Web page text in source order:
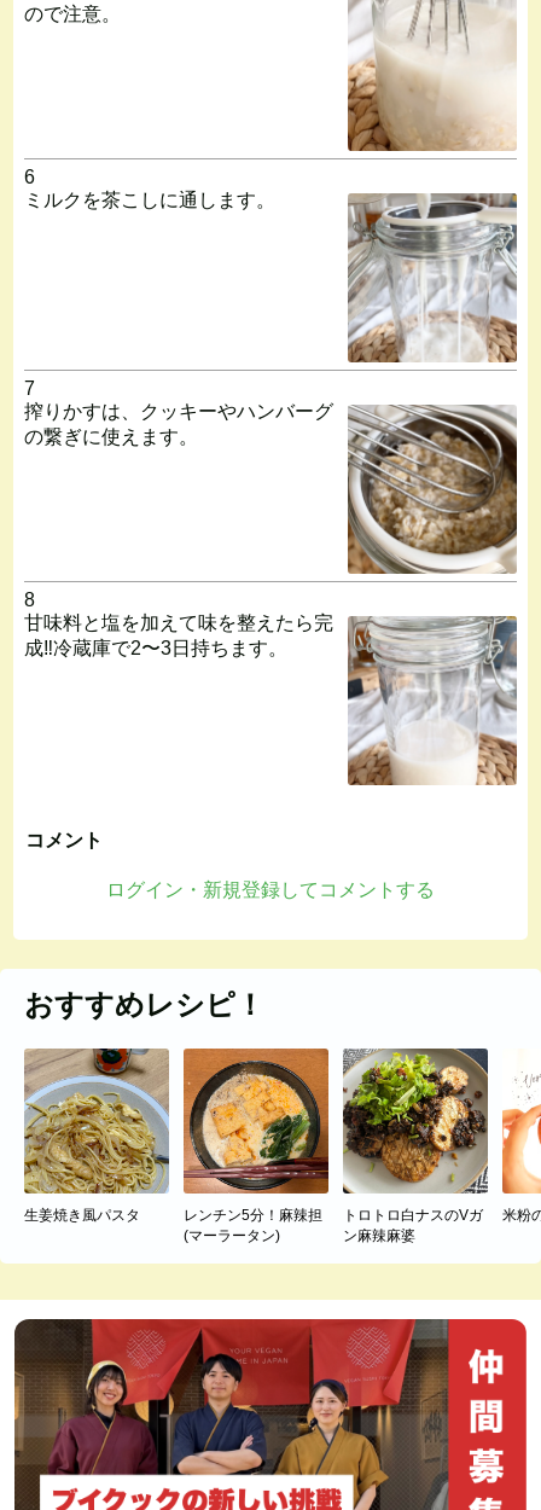
ので注意。
6
ミルクを茶こしに通します。
7
搾りかすは、クッキーやハンバーグ
の繋ぎに使えます。
8
甘味料と塩を加えて味を整えたら完
成‼︎冷蔵庫で2〜3日持ちます。
コメント
ログイン・新規登録してコメントする
おすすめレシピ！
生姜焼き風パスタ
レンチン5分！麻辣担
(マーラータン)
トロトロ白ナスのVガ
ン麻辣麻婆
米粉